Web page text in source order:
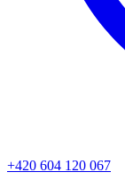
+420 604 120 067